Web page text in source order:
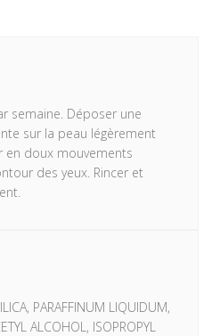
semaine. Déposer une
sur la peau légèrement
en doux mouvements
des yeux. Rincer et
PARAFFINUM LIQUIDUM,
ALCOHOL, ISOPROPYL